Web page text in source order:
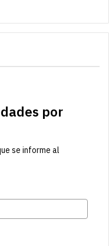
por
se informe al